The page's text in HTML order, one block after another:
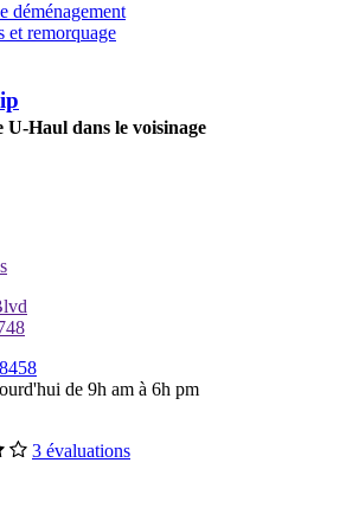
déménagement
et remorquage
U-Haul dans le voisinage
de 9h am à 6h pm
3 évaluations